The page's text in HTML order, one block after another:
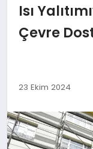
DÜNYA
EKONOMI
MAGAZIN
Isı
Çevre
23 Ekim 2024